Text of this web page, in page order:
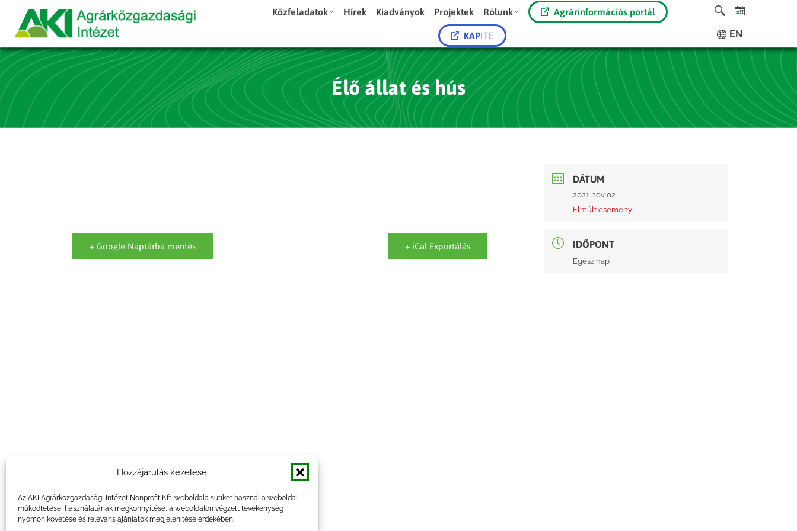
Hozzájárulás kezelése
Az AKI Agrárközgazdasági Intézet Nonprofit Kft. weboldala sütiket használ a weboldal
működtetése, használatának megkönnyítése, a weboldalon végzett tevékenység
nyomon követése és releváns ajánlatok megjelenítése érdekében.
Közfeladatok Hírek Kiadványok Projektek Rólunk Agrárinformációs portál
KAPITE EN
Élő állat és hús
+ Google Naptárba mentés + iCal Exportálás
DÁTUM
2021 nov 02
Elmúlt esemény!
IDŐPONT
Egész nap